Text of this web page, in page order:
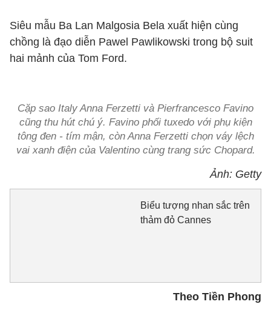
Siêu mẫu Ba Lan Malgosia Bela xuất hiện cùng
chồng là đạo diễn Pawel Pawlikowski trong bộ suit
hai mảnh của Tom Ford.
Cặp sao Italy Anna Ferzetti và Pierfrancesco Favino
cũng thu hút chú ý. Favino phối tuxedo với phụ kiện
tông đen - tím mận, còn Anna Ferzetti chọn váy lệch
vai xanh điện của Valentino cùng trang sức Chopard.
Ảnh: Getty
Biểu tượng nhan sắc trên
thảm đỏ Cannes
Theo Tiền Phong